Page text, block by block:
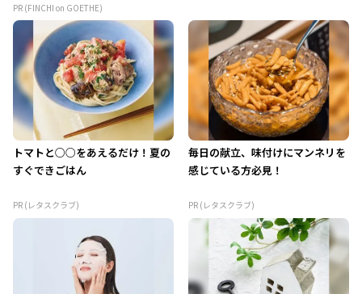
PR (FINCHI on GOETHE)
トマトと○○をあえるだけ！夏の
すぐできごはん
PR (レタスクラブ)
毎日の献立、味付けにマンネリを
感じている方必見！
PR (レタスクラブ)